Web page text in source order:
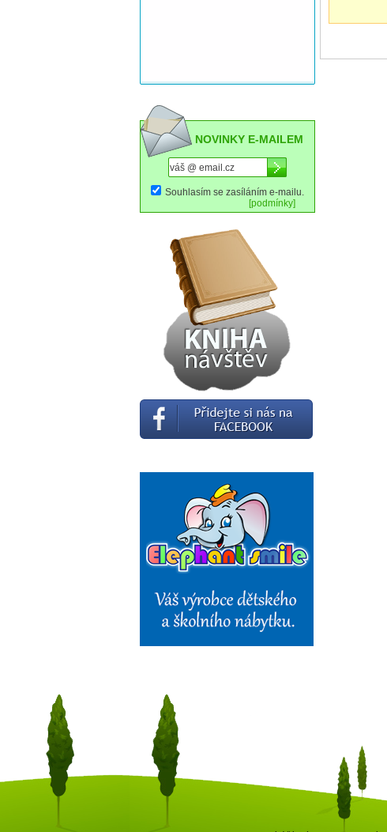
NOVINKY E-MAILEM
Souhlasím se zasíláním e-mailu.
[podmínky]